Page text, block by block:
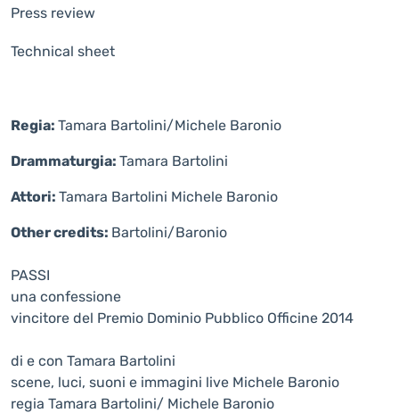
Press review
Technical sheet
Regia: Tamara Bartolini/Michele Baronio
Drammaturgia: Tamara Bartolini
Attori: Tamara Bartolini Michele Baronio
Other credits: Bartolini/Baronio
PASSI
una confessione
vincitore del Premio Dominio Pubblico Officine 2014
di e con Tamara Bartolini
scene, luci, suoni e immagini live Michele Baronio
regia Tamara Bartolini/ Michele Baronio